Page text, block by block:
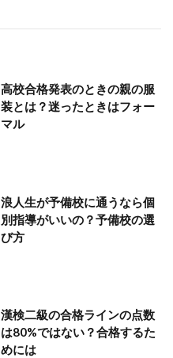
高校合格発表のときの親の服
装とは？迷ったときはフォー
マル
浪人生が予備校に通うなら個
別指導がいいの？予備校の選
び方
漢検二級の合格ラインの点数
は80%ではない？合格するた
めには